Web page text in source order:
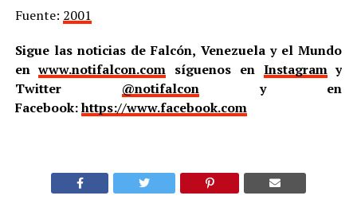
Fuente: 2001
Sigue las noticias de Falcón, Venezuela y el Mundo
enwww.notifalcon.com síguenos en Instagramy
Twitter @notifalcony en
Facebook:https://www.facebook.com